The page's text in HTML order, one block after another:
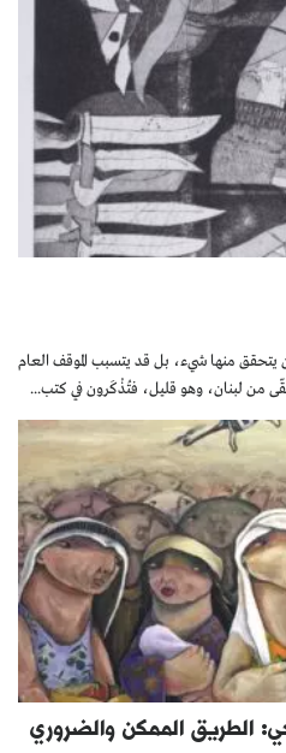
يتحقق منها شيء، بل قد يتسبب الموقف العام
من لبنان، وهو قليل، فتُذْكَرون في كتب...
الطريق الممكن والضروري